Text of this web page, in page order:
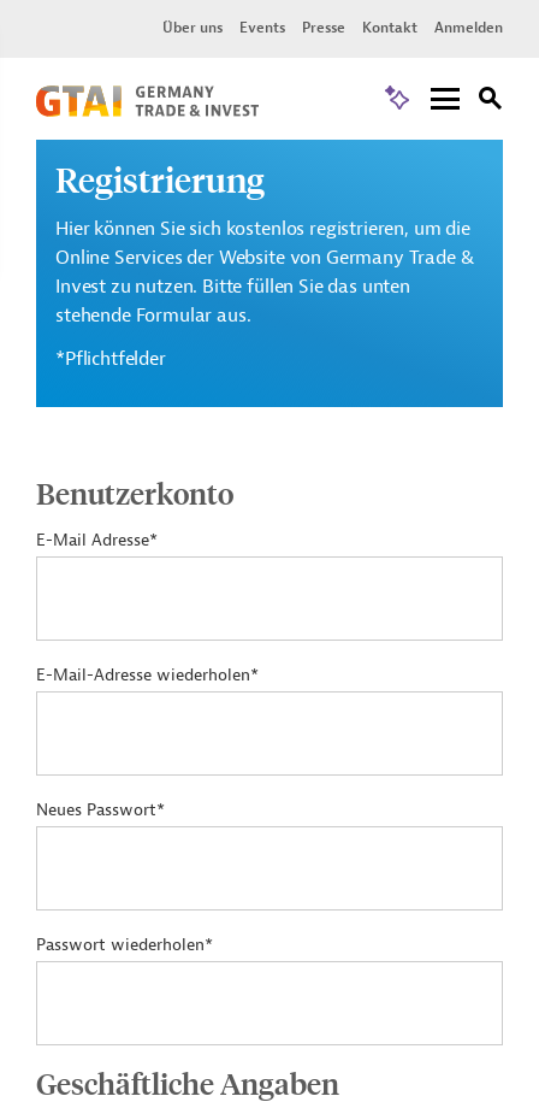
Über uns Events Presse Kontakt Anmelden
Registrierung
Hier können Sie sich kostenlos registrieren, um die
Online Services der Website von Germany Trade &
Invest zu nutzen. Bitte füllen Sie das unten
stehende Formular aus.
*Pflichtfelder
Benutzerkonto
E-Mail Adresse*
E-Mail-Adresse wiederholen*
Neues Passwort*
Passwort wiederholen*
Geschäftliche Angaben